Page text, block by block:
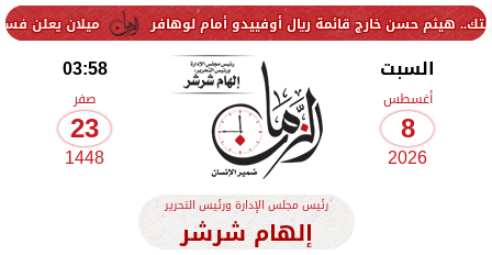
ميلان يعلن فسخ عقد خارج قائمة ريال أوفييدو أمام لوهافر
السبت
أغسطس
8
2026
03:58
صفر
23
1448
رئيس مجلس الإدارة ورئيس التحرير
إلهام شرشر